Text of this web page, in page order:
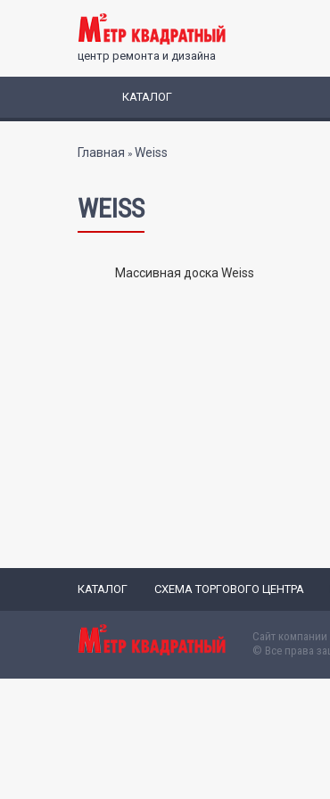
центр ремонта и дизайна
КАТАЛОГ
Вы здесь
Главная » Weiss
WEISS
Массивная доска Weiss
КАТАЛОГ СХЕМА ТОРГОВОГО ЦЕНТРА
Сайт
© Все права